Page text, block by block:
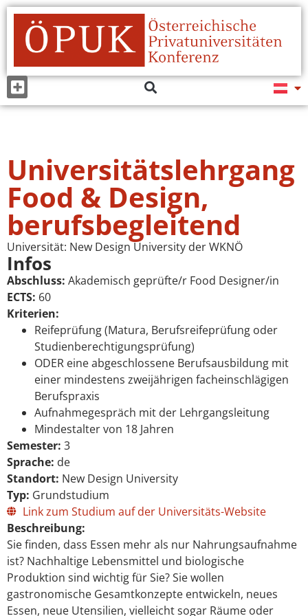
Universitätslehrgang
Food & Design,
berufsbegleitend
Universität: New Design University der WKNÖ
Infos
Abschluss: Akademisch geprüfte/r Food Designer/in
ECTS: 60
Kriterien:
Reifeprüfung (Matura, Berufsreifeprüfung oder
Studienberechtigungsprüfung)
ODER eine abgeschlossene Berufsausbildung mit
einer mindestens zweijährigen facheinschlägigen
Berufspraxis
Aufnahmegespräch mit der Lehrgangsleitung
Mindestalter von 18 Jahren
Semester: 3
Sprache: de
Standort: New Design University
Typ: Grundstudium
Link zum Studium auf der Universitäts-Website
Beschreibung:
Sie finden, dass Essen mehr als nur Nahrungsaufnahme
ist? Nachhaltige Lebensmittel und biologische
Produktion sind wichtig für Sie? Sie wollen
gastronomische Gesamtkonzepte entwickeln, neues
Essen, neue Utensilien, vielleicht sogar Räume oder